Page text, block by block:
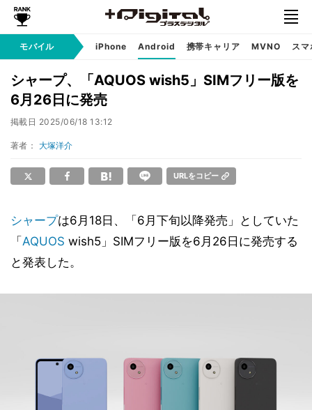
モバイル iPhone Android 携帯キャリア MVNO ス
シャープ、「AQUOS wish5」SIMフリー版を
6月26日に発売
掲載日 2025/06/18 13:12
著者： 大塚洋介
URLをコピー
シャープは6月18日、「6月下旬以降発売」としていた
「 AQUOS wish5」SIMフリー版を6月26日に発売する
と発表した。